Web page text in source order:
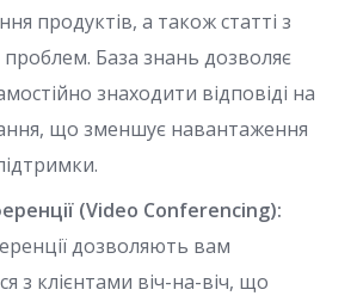
продуктів, а також статті з
База знань дозволяє
знаходити відповіді на
що зменшує навантаження
(Video Conferencing):
дозволяють вам
з клієнтами віч-на-віч, що